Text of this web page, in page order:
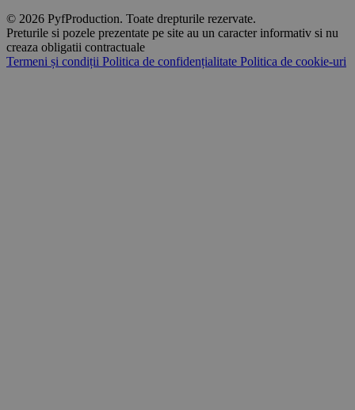
© 2026 PyfProduction. Toate drepturile rezervate.
Preturile si pozele prezentate pe site au un caracter informativ si nu
creaza obligatii contractuale
Termeni și condiții Politica de confidențialitate Politica de cookie-uri